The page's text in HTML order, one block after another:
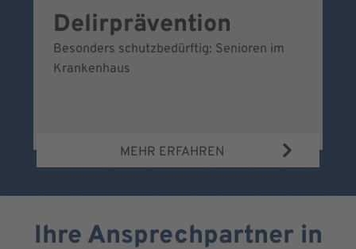
Delirprävention
Besonders schutzbedürftig: Senioren im
Krankenhaus
MEHR ERFAHREN
Ihre Ansprechpartner in